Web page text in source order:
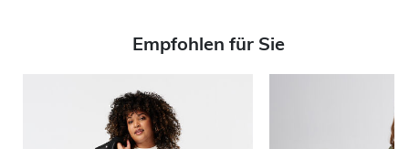
Empfohlen für Sie